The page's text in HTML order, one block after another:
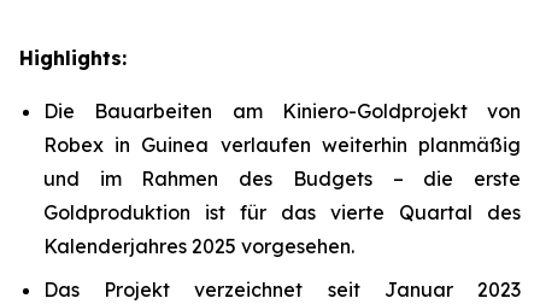
Highlights:
Die Bauarbeiten am Kiniero-Goldprojekt von
Robex in Guinea verlaufen weiterhin planmäßig
und im Rahmen des Budgets – die erste
Goldproduktion ist für das vierte Quartal des
Kalenderjahres 2025 vorgesehen.
Das Projekt verzeichnet seit Januar 2023